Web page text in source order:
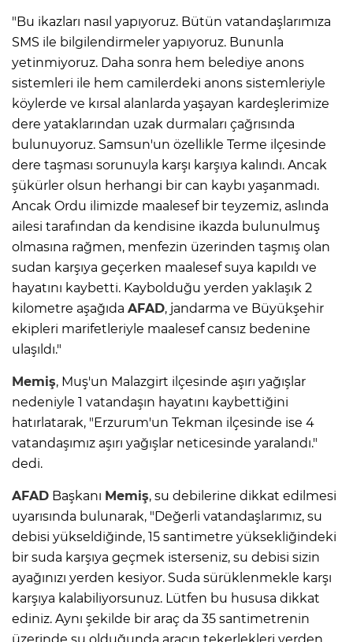
"Bu ikazları nasıl yapıyoruz. Bütün vatandaşlarımıza
SMS ile bilgilendirmeler yapıyoruz. Bununla
yetinmiyoruz. Daha sonra hem belediye anons
sistemleri ile hem camilerdeki anons sistemleriyle
köylerde ve kırsal alanlarda yaşayan kardeşlerimize
dere yataklarından uzak durmaları çağrısında
bulunuyoruz. Samsun'un özellikle Terme ilçesinde
dere taşması sorunuyla karşı karşıya kalındı. Ancak
şükürler olsun herhangi bir can kaybı yaşanmadı.
Ancak Ordu ilimizde maalesef bir teyzemiz, aslında
ailesi tarafından da kendisine ikazda bulunulmuş
olmasına rağmen, menfezin üzerinden taşmış olan
sudan karşıya geçerken maalesef suya kapıldı ve
hayatını kaybetti. Kaybolduğu yerden yaklaşık 2
kilometre aşağıda AFAD, jandarma ve Büyükşehir
ekipleri marifetleriyle maalesef cansız bedenine
ulaşıldı."
Memiş, Muş'un Malazgirt ilçesinde aşırı yağışlar
nedeniyle 1 vatandaşın hayatını kaybettiğini
hatırlatarak, "Erzurum'un Tekman ilçesinde ise 4
vatandaşımız aşırı yağışlar neticesinde yaralandı."
dedi.
AFAD Başkanı Memiş, su debilerine dikkat edilmesi
uyarısında bulunarak, "Değerli vatandaşlarımız, su
debisi yükseldiğinde, 15 santimetre yüksekliğindeki
bir suda karşıya geçmek isterseniz, su debisi sizin
ayağınızı yerden kesiyor. Suda sürüklenmekle karşı
karşıya kalabiliyorsunuz. Lütfen bu hususa dikkat
ediniz. Aynı şekilde bir araç da 35 santimetrenin